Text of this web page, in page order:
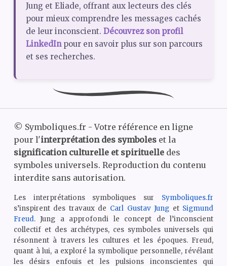
Jung et Eliade, offrant aux lecteurs des clés
pour mieux comprendre les messages cachés
de leur inconscient. Découvrez son profil
LinkedInpour en savoir plus sur son parcours
et ses recherches.
© Symboliques.fr - Votre référence en ligne
pour l'interprétation des symboleset la
signification culturelle et spirituelledes
symboles universels. Reproduction du contenu
interdite sans autorisation.
Les interprétations symboliques sur Symboliques.fr
s’inspirent des travaux de Carl Gustav Jung et Sigmund
Freud. Jung a approfondi le concept de l’inconscient
collectif et des archétypes, ces symboles universels qui
résonnent à travers les cultures et les époques. Freud,
quant à lui, a exploré la symbolique personnelle, révélant
les désirs enfouis et les pulsions inconscientes qui